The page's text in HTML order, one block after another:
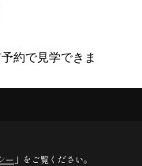
約で見学できま
ー 」をご覧ください。